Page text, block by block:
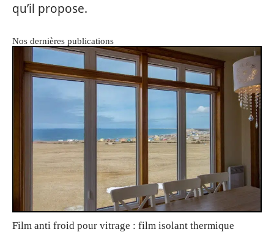
qu’il propose.
Nos dernières publications
Film anti froid pour vitrage : film isolant thermique